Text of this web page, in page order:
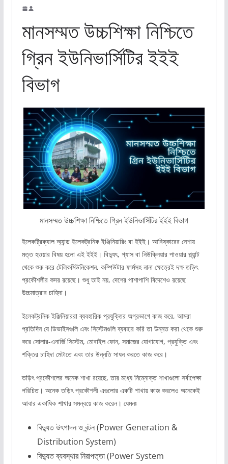
মানসম্মত উচ্চশিক্ষা নিশ্চিতে
গ্রিন ইউনিভার্সিটির ইইই
বিভাগ
মানসম্মত উচ্চশিক্ষা নিশ্চিতে গ্রিন ইউনিভার্সিটির ইইই বিভাগ
ইলেকট্রিক্যাল অ্যান্ড ইলেকট্রনিক ইঞ্জিনিয়ারিং বা ইইই। আবিষ্কারের নেশায়
মত্ত হওয়ার বিষয় হলো এই ইইই। বিদ্যুৎ, গ্যাস বা নিউক্লিয়ার পাওয়ার প্ল্যান্ট
থেকে শুরু করে টেলিকমিউনিকেশন, কম্পিউটার ফার্মসহ নানা ক্ষেত্রেই দক্ষ তড়িৎ
প্রকৌশলীর কদর রয়েছে। শুধু তাই নয়, দেশের পাশাপাশি বিদেশেও রয়েছে
উচ্চমাত্রার চাহিদা।
ইলেকট্রনিক ইঞ্জিনিয়াররা ব্যবহারিক প্রযুক্তির অগ্রভাগে কাজ করে, আমরা
প্রতিদিন যে ডিভাইসগুলি এবং সিস্টেমগুলি ব্যবহার করি তা উন্নত করা থেকে শুরু
করে সোলার-এনার্জি সিস্টেম, মোবাইল ফোন, সমাজের যোগাযোগ, প্রযুক্তি এবং
শক্তির চাহিদা মেটাতে এবং তার উন্নতি সাধন করতে কাজ করে।
তড়িৎ প্রকৌশলের অনেক শাখা রয়েছে, তার মধ্যে নিম্নোক্ত শাখাগুলো সর্বাপেক্ষা
পরিচিত। অনেক তড়িৎ প্রকৌশলী এগুলোর একটি শাখায় কাজ করলেও অনেকেই
আবার একাধিক শাখার সমন্বয়ে কাজ করেন। যেমনঃ
বিদ্যুত উৎপাদন ও বন্টন (Power Generation &
Distribution System)
বিদ্যুত ব্যবস্থার নিরাপত্তা (Power System